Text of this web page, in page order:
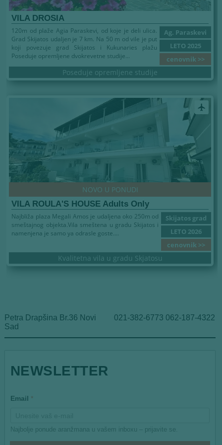
VILA DROSIA
Ag. Paraskevi
LETO 2025
cenovnik >>
120m od plaže Agia Paraskevi, od koje je deli ulica.
Grad Skijatos udaljen je 7 km. Na 50 m od vile je put
koji povezuje grad Skijatos i Kukunaries plažu
Poseduje opremljene dvokrevetne studije...
Poseduje opremljene studije
airplanemode_active
NOVO U PONUDI
VILA ROULA'S HOUSE Adults Only
Skijatos grad
LETO 2026
cenovnik >>
Najbliža plaza Megali Amos je udaljena oko 250m od
smeštajnog objekta.Vila smeštena u gradu Skijatos i
namenjena je samo ya odrasle goste....
Kvalitetna vila u gradu Skjatosu
Petra Drapšina Br.36 Novi
Sad
021-382-6773 062-187-4322
NEWSLETTER
m
l
E
m
Email *
Najbolje ponude aranžmana u vašem inboxu – prijavite se.